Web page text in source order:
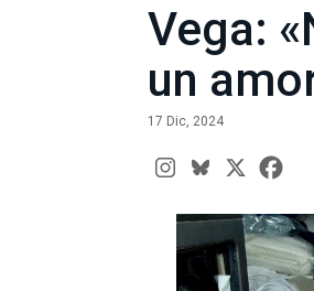
Vega:
un
17 Dic, 2024